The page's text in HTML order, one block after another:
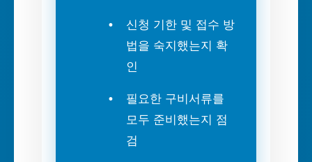
신청 기한 및 접수 방
법을 숙지했는지 확
인
필요한 구비서류를
모두 준비했는지 점
검